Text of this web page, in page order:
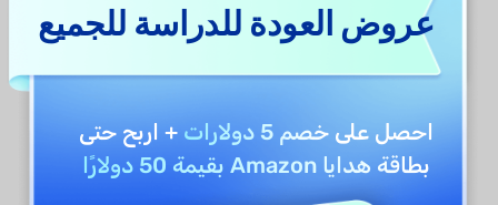
الخطوة 4 . بمجرد تحميل ملفاتك بنجاح، يمكنك تحديد
نطاق الصفحات الذي تريده ثم النقر على زر المقارنة
عروض العودة للدراسة للجميع
احصل علىخصم 5 دولارات
+ اربح حتى
بطاقة هدايا Amazon بقيمة 50 دولارًا